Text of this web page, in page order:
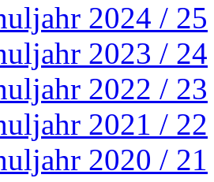
2024 / 25
2023 / 24
2022 / 23
2021 / 22
2020 / 21